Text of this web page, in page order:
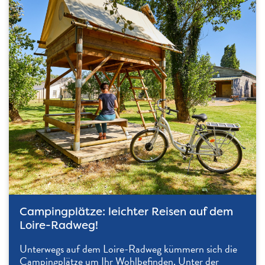
Campingplätze: leichter Reisen auf dem
Loire-Radweg!
Unterwegs auf dem Loire-Radweg kümmern sich die
Campingplätze um Ihr Wohlbefinden. Unter der